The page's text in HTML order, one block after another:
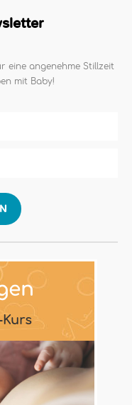
eine angenehme Stillzeit
mit Baby!